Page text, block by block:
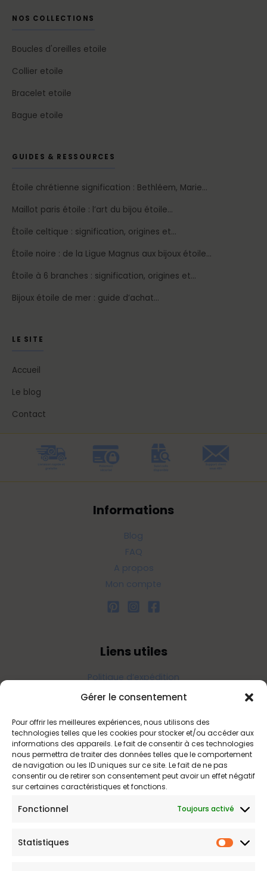
Gérer le consentement
Pour offrir les meilleures expériences, nous utilisons des
technologies telles que les cookies pour stocker et/ou accéder aux
informations des appareils. Le fait de consentir à ces technologies
nous permettra de traiter des données telles que le comportement
de navigation ou les ID uniques sur ce site. Le fait de ne pas
consentir ou de retirer son consentement peut avoir un effet négatif
sur certaines caractéristiques et fonctions.
Fonctionnel Toujours activé
Statistiques
NOS COLLECTIONS
Boucles d'oreilles etoile
Collier etoile
Bracelet etoile
Bague etoile
GUIDES & RESSOURCES
Étoile chrétienne signification : Bethléem, Marie…
Maillot paris étoile : l’art du bijou étoile…
Étoile celtique : signification, origines et…
Étoile noire : de la Ligue Magnus aux bijoux étoile…
Étoile à 6 branches : signification, origines et…
Bijoux étoile de mer : guide d’achat…
LE SITE
Accueil
Le blog
Contact
Informations
Blog
FAQ
A propos
Mon compte
Liens utiles
Politique d’expédition
Politique de confidentialité
Conditions générales de vente et d’utilisation
Bijouterie en ligne
beautés scintillantes. Une question sur nos bijoux ou une